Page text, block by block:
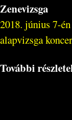
Zenevizsga
2018. június 7-
alapvizsga
További